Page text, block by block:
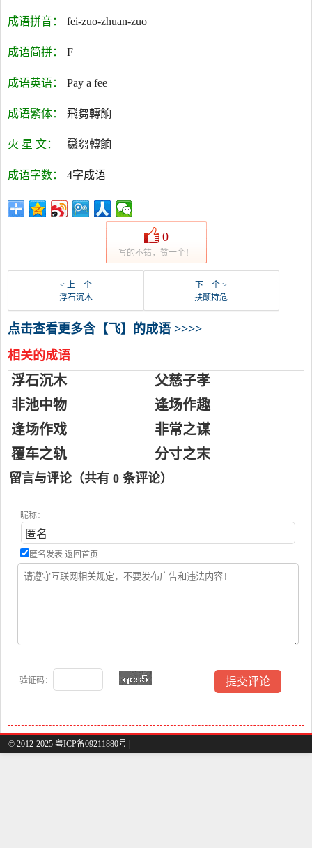
成语拼音： fei-zuo-zhuan-zuo
成语简拼： F
成语英语： Pay a fee
成语繁体： 飛芻轉餉
火 星 文： 飝芻轉餉
成语字数： 4字成语
0
写的不错，赞一个！
< 上一个
浮石沉木
下一个 >
扶颠持危
点击查看更多含【飞】的成语 >>>>
相关的成语
浮石沉木
父慈子孝
非池中物
逢场作趣
逢场作戏
非常之谋
覆车之轨
分寸之末
留言与评论（共有 0 条评论）
昵称：
匿名发表 返回首页
验证码：
© 2012-2025 粤ICP备09211880号 |